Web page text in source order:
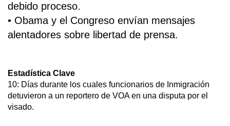
debido proceso.
• Obama y el Congreso envían mensajes
alentadores sobre libertad de prensa.
Estadística Clave
10: Días durante los cuales funcionarios de Inmigración
detuvieron a un reportero de VOA en una disputa por el
visado.